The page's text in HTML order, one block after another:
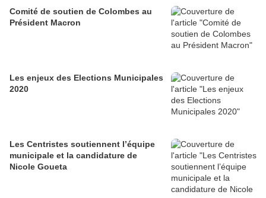
Comité de soutien de Colombes au
Président Macron
Les enjeux des Elections Municipales
2020
Les Centristes soutiennent l’équipe
municipale et la candidature de
Nicole Goueta